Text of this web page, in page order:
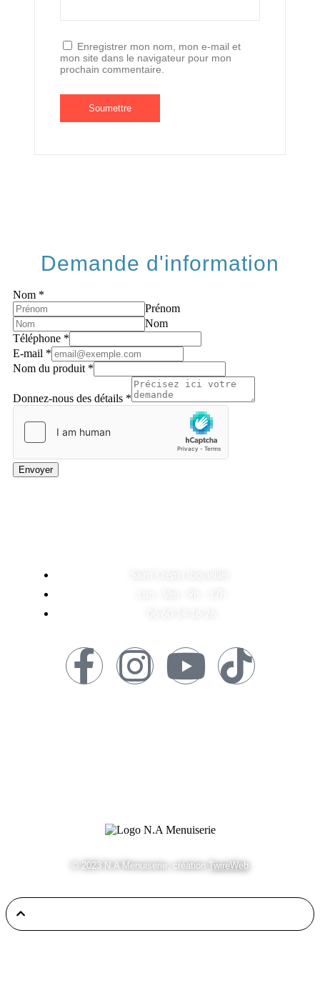
Enregistrer mon nom, mon e-mail et
mon site dans le navigateur pour mon
prochain commentaire.
Demande d'information
Nom *
Prénom
Nom
Téléphone *
E-mail *
Nom du produit *
Donnez-nous des détails *
Envoyer
© 2023 N.A Menuiserie, création TwireWeb